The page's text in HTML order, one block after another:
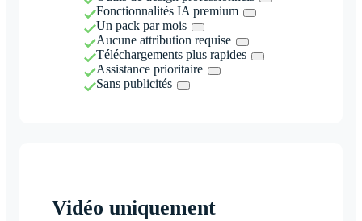
Fonctionnalités IA premium
Un pack par mois
Aucune attribution requise
Téléchargements plus rapides
Assistance prioritaire
Sans publicités
Vidéo uniquement